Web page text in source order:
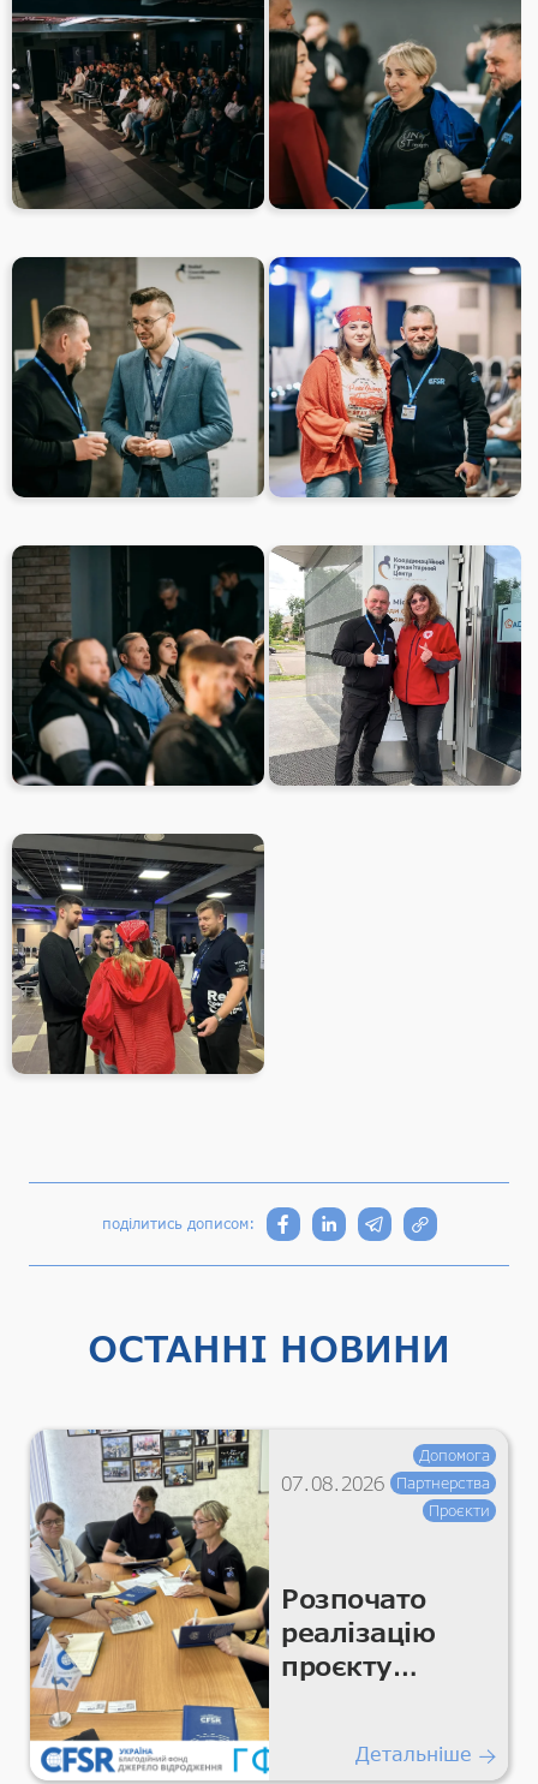
поділитись дописом:
ОСТАННІ НОВИНИ
07.08.2026
Допомога
Партнерства
Проєкти
Розпочато
реалізацію
проєкту
покращень
Детальніше